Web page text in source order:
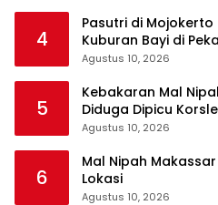
4
Pasutri di
Kuburan Bayi di
Agustus 10, 2026
5
Kebakaran Mal
Diduga Dipicu
Agustus 10, 2026
6
Mal Nipah
Lokasi
Agustus 10, 2026